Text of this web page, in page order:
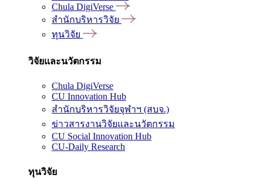
Chula DigiVerse
สำนักบริหารวิจัย
ทุนวิจัย
วิจัยและนวัตกรรม
Chula DigiVerse
CU Innovation Hub
สำนักบริหารวิจัยจุฬาฯ (สบจ.)
ข่าวสารงานวิจัยและนวัตกรรม
CU Social Innovation Hub
CU-Daily Research
ทุนวิจัย